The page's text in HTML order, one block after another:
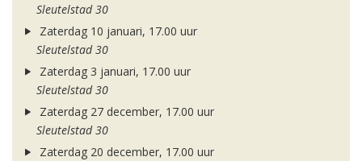
Sleutelstad 30
Zaterdag 10 januari, 17.00 uur
Sleutelstad 30
Zaterdag 3 januari, 17.00 uur
Sleutelstad 30
Zaterdag 27 december, 17.00 uur
Sleutelstad 30
Zaterdag 20 december, 17.00 uur